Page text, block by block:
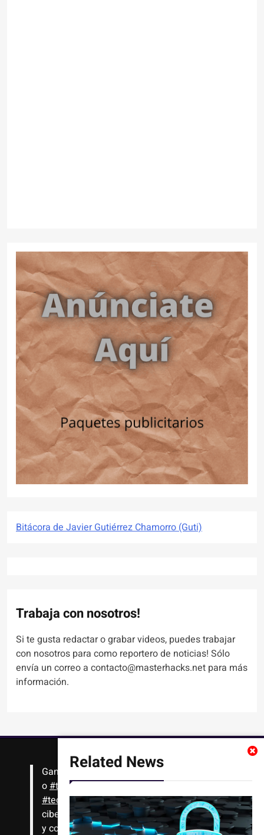
Related News
Bitácora de Javier Gutiérrez Chamorro (Guti)
Trabaja con nosotros!
Si te gusta redactar o grabar videos, puedes trabajar
con nosotros para como reportero de noticias! Sólo
envía un correo a contacto@masterhacks.net para más
información.
Gana #Bitcoinsolo con leer artículos, noticias
o#tutorialesinteresantes de ciencia,
#tecnología,#criptomonedas, seguridad
cibernética y más!! Sólo tienes que registrarte
y comenzar a navegar